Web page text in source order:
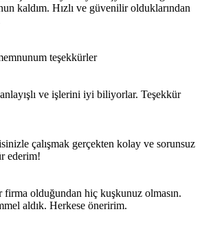
kaldım. Hızlı ve güvenilir olduklarından
teşekkürler
ve işlerini iyi biliyorlar. Teşekkür
çalışmak gerçekten kolay ve sorunsuz
ederim!
olduğundan hiç kuşkunuz olmasın.
aldık. Herkese öneririm.